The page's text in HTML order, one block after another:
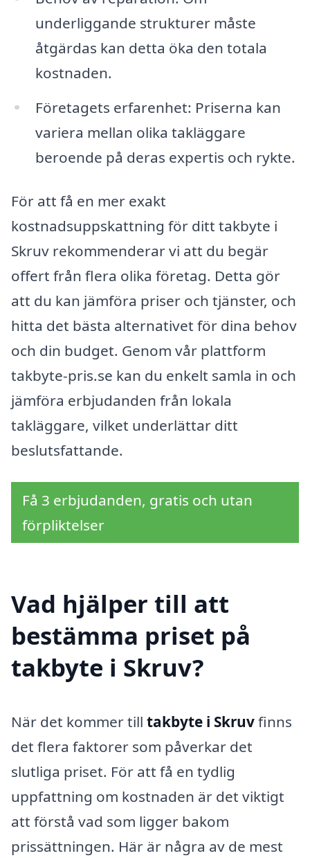
underliggande strukturer måste
åtgärdas kan detta öka den totala
kostnaden.
Företagets erfarenhet: Priserna kan
variera mellan olika takläggare
beroende på deras expertis och rykte.
För att få en mer exakt
kostnadsuppskattning för ditt takbyte i
Skruv rekommenderar vi att du begär
offert från flera olika företag. Detta gör
att du kan jämföra priser och tjänster, och
hitta det bästa alternativet för dina behov
och din budget. Genom vår plattform
takbyte-pris.se kan du enkelt samla in och
jämföra erbjudanden från lokala
takläggare, vilket underlättar ditt
beslutsfattande.
Få 3 erbjudanden, gratis och utan
förpliktelser
Vad hjälper till att
bestämma priset på
takbyte i Skruv?
När det kommer till takbyte i Skruvfinns
det flera faktorer som påverkar det
slutliga priset. För att få en tydlig
uppfattning om kostnaden är det viktigt
att förstå vad som ligger bakom
prissättningen. Här är några av de mest